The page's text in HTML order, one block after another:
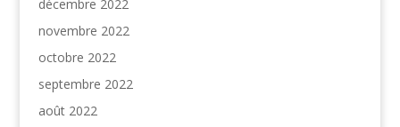
décembre 2022
novembre 2022
octobre 2022
septembre 2022
août 2022